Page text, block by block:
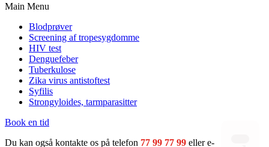
Main Menu
Blodprøver
Screening af tropesygdomme
HIV test
Denguefeber
Tuberkulose
Zika virus antistoftest
Syfilis
Strongyloides, tarmparasitter
Book en tid
Du kan også kontakte os på telefon 77 99 77 99 eller e-